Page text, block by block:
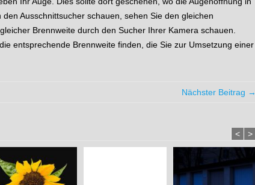
Ausschnittsucher schauen, sehen Sie den gleichen
Brennweite durch den Sucher Ihrer Kamera schauen.
entsprechende Brennweite finden, die Sie zur Umsetzung einer
Nächster Beitrag →
< >